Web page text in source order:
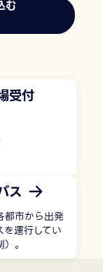
む
受付
ス
都市から出発
を運行してい
。